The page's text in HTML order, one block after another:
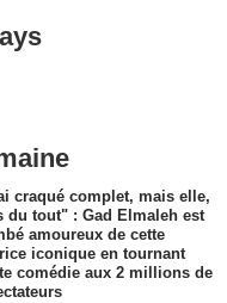
craqué complet, mais elle,
du tout" : Gad Elmaleh est
amoureux de cette
iconique en tournant
comédie aux 2 millions de